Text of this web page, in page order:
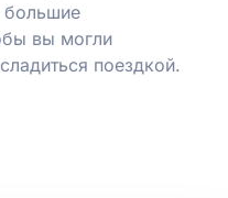
большие
вы могли
поездкой.